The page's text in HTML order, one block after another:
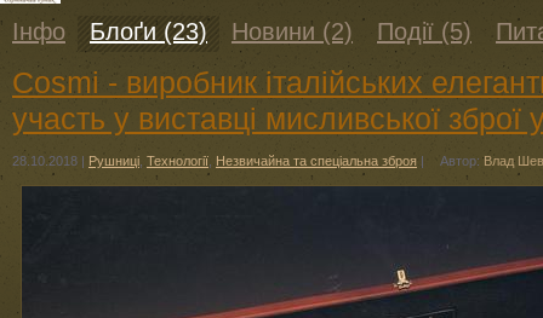
Інфо Блоґи (23) Новини (2) Події (5)
Cosmi - виробник італійських
участь у виставці мисливської зброї
28.10.2018 | Рушниці Технології Незвичайна та спеціальна зброя | Автор:Влад